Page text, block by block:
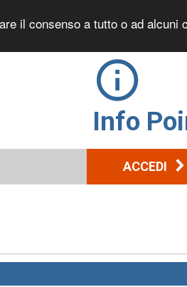
il consenso a tutto o ad alcuni
Info
ACCEDI